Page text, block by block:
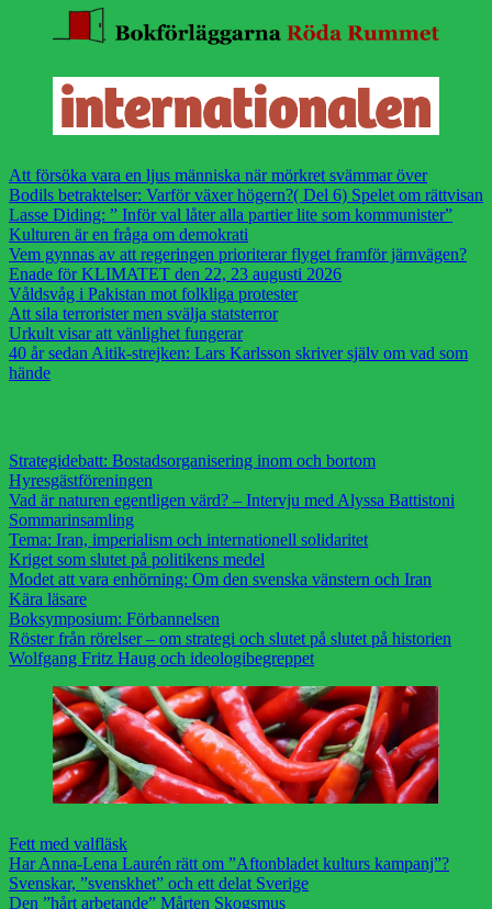
Att försöka vara en ljus människa när mörkret svämmar över
Bodils betraktelser: Varför växer högern?( Del 6) Spelet om rättvisan
Lasse Diding: ” Inför val låter alla partier lite som kommunister”
Kulturen är en fråga om demokrati
Vem gynnas av att regeringen prioriterar flyget framför järnvägen?
Enade för KLIMATET den 22, 23 augusti 2026
Våldsvåg i Pakistan mot folkliga protester
Att sila terrorister men svälja statsterror
Urkult visar att vänlighet fungerar
40 år sedan Aitik-strejken: Lars Karlsson skriver själv om vad som
hände
Strategidebatt: Bostadsorganisering inom och bortom
Hyresgästföreningen
Vad är naturen egentligen värd? – Intervju med Alyssa Battistoni
Sommarinsamling
Tema: Iran, imperialism och internationell solidaritet
Kriget som slutet på politikens medel
Modet att vara enhörning: Om den svenska vänstern och Iran
Kära läsare
Boksymposium: Förbannelsen
Röster från rörelser – om strategi och slutet på slutet på historien
Wolfgang Fritz Haug och ideologibegreppet
Fett med valfläsk
Har Anna-Lena Laurén rätt om ”Aftonbladet kulturs kampanj”?
Svenskar, ”svenskhet” och ett delat Sverige
Den ”hårt arbetande” Mårten Skogsmus